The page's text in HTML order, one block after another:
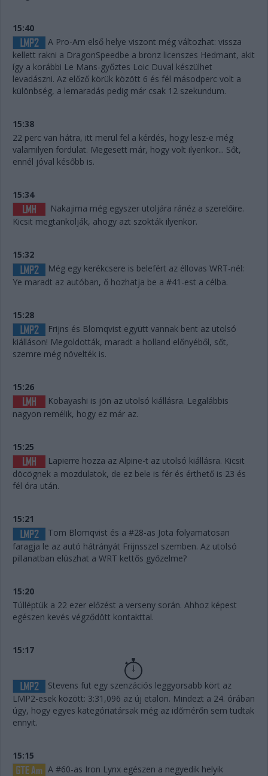
15:40
A Pro-Am első helye viszont még változhat: vissza
kellett rakni a DragonSpeedbe a bronz licenszes Hedmant, akit
így a korábbi Le Mans-győztes Loic Duval készülhet
levadászni. Az előző körük között 6 és fél másodperc volt a
különbség, a lemaradás pedig már csak 12 szekundum.
15:38
22 perc van hátra, itt merül fel a kérdés, hogy lesz-e még
valamilyen fordulat. Megesett már, hogy volt ilyenkor... Sőt,
ennél jóval később is.
15:34
Nakajima még egyszer utoljára ránéz a szerelőire.
Kicsit megtankolják, ahogy azt szokták ilyenkor.
15:32
Még egy kerékcsere is belefért az éllovas WRT-nél:
Ye maradt az autóban, ő hozhatja be a #41-est a célba.
15:28
Frijns és Blomqvist együtt vannak bent az utolsó
kiálláson! Megoldották, maradt a holland előnyéből, sőt,
szemre még növelték is.
15:26
Kobayashi is jön az utolsó kiállásra. Legalábbis
nagyon remélik, hogy ez már az.
15:25
Lapierre hozza az Alpine-t az utolsó kiállásra. Kicsit
döcögnek a mozdulatok, de ez bele is fér és érthető is 23 és
fél óra után.
15:21
Tom Blomqvist és a #28-as Jota folyamatosan
faragja le az autó hátrányát Frijnsszel szemben. Az utolsó
pillanatban elúszhat a WRT kettős győzelme?
15:20
Túlléptük a 22 ezer előzést a verseny során. Ahhoz képest
egészen kevés végződött kontakttal.
15:17
Stevens fut egy szenzációs leggyorsabb kört az
LMP2-esek között: 3:31,096 az új etalon. Mindezt a 24. órában
úgy, hogy egyes kategóriatársak még az időmérőn sem tudtak
ennyit.
15:15
A #60-as Iron Lynx egészen a negyedik helyik